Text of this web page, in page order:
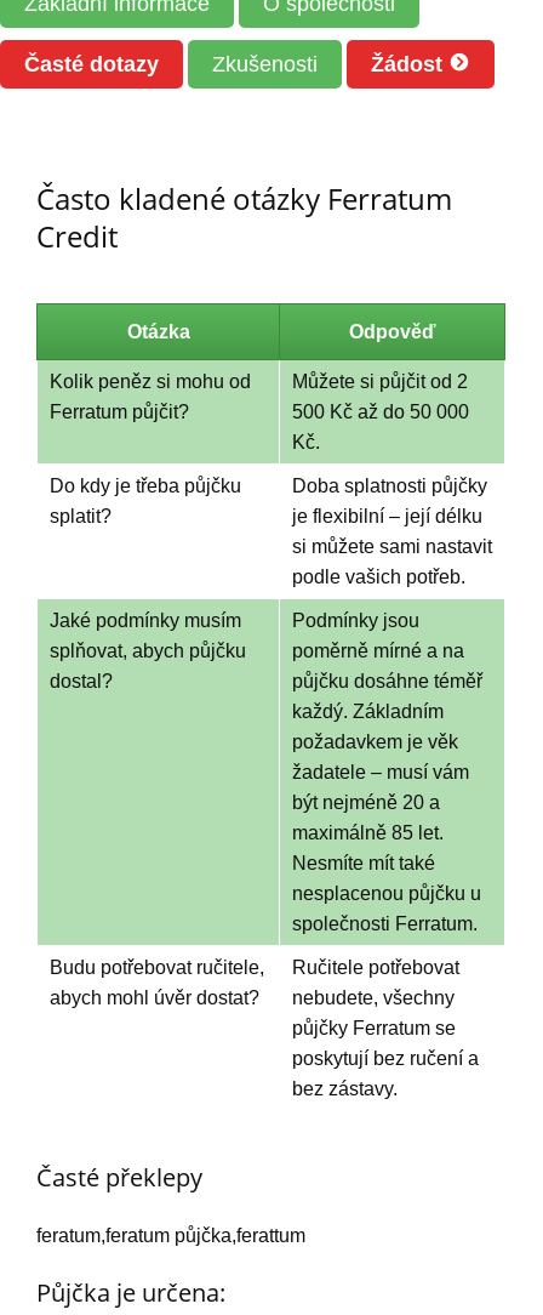
Časté dotazy Zkušenosti Žádost
Často kladené otázky Ferratum
Credit
Otázka Odpověď
Kolik peněz si mohu od
Ferratum půjčit?
Můžete si půjčit od 2
500 Kč až do 50 000
Kč.
Do kdy je třeba půjčku
splatit?
Doba splatnosti půjčky
je flexibilní – její délku
si můžete sami nastavit
podle vašich potřeb.
Jaké podmínky musím
splňovat, abych půjčku
dostal?
Podmínky jsou
poměrně mírné a na
půjčku dosáhne téměř
každý. Základním
požadavkem je věk
žadatele – musí vám
být nejméně 20 a
maximálně 85 let.
Nesmíte mít také
nesplacenou půjčku u
společnosti Ferratum.
Budu potřebovat ručitele,
abych mohl úvěr dostat?
Ručitele potřebovat
nebudete, všechny
půjčky Ferratum se
poskytují bez ručení a
bez zástavy.
Časté překlepy
feratum,feratum půjčka,ferattum
Půjčka je určena: